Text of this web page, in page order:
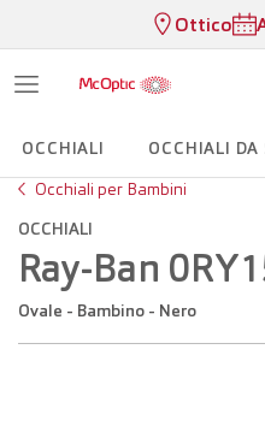
Ottico
OCCHIALI OCCHIALI DA
Occhiali per Bambini
OCCHIALI
Ray-Ban
Ovale - Bambino - Nero